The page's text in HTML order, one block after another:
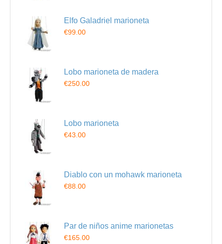
Elfo Galadriel marioneta
€99.00
Lobo marioneta de madera
€250.00
Lobo marioneta
€43.00
Diablo con un mohawk marioneta
€88.00
Par de niños anime marionetas
€165.00